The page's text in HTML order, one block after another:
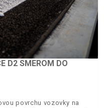
D2 SMEROM DO
povrchu vozovky na